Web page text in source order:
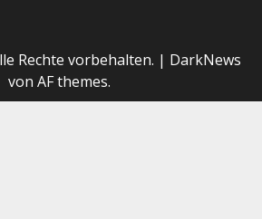
Rechte vorbehalten. | DarkNews
von AF themes.